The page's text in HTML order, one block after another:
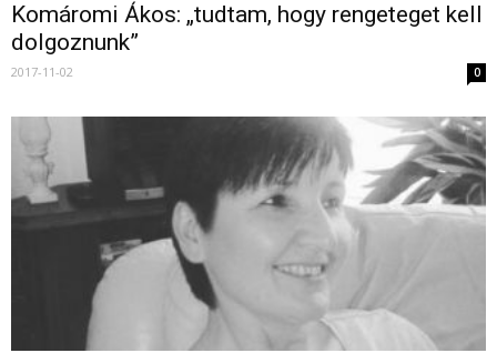
Komáromi Ákos: „tudtam, hogy rengeteget kell
dolgoznunk”
2017-11-02 0